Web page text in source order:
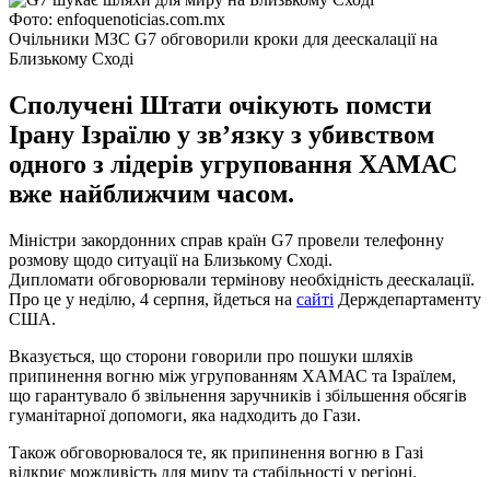
Фото: enfoquenoticias.com.mx
Очільники МЗС G7 обговорили кроки для деескалації на
Близькому Сході
Сполучені Штати очікують помсти
Ірану Ізраїлю у зв’язку з убивством
одного з лідерів угруповання ХАМАС
вже найближчим часом.
Міністри закордонних справ країн G7 провели телефонну
розмову щодо ситуації на Близькому Сході.
Дипломати обговорювали термінову необхідність деескалації.
Про це у неділю, 4 серпня, йдеться на сайті Держдепартаменту
США.
Вказується, що сторони говорили про пошуки шляхів
припинення вогню між угрупованням ХАМАС та Ізраїлем,
що гарантувало б звільнення заручників і збільшення обсягів
гуманітарної допомоги, яка надходить до Гази.
Також обговорювалося те, як припинення вогню в Газі
відкриє можливість для миру та стабільності у регіоні.